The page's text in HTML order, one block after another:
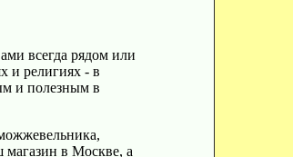
всегда рядом или
и религиях - в
и полезным в
магазин в Москве, а